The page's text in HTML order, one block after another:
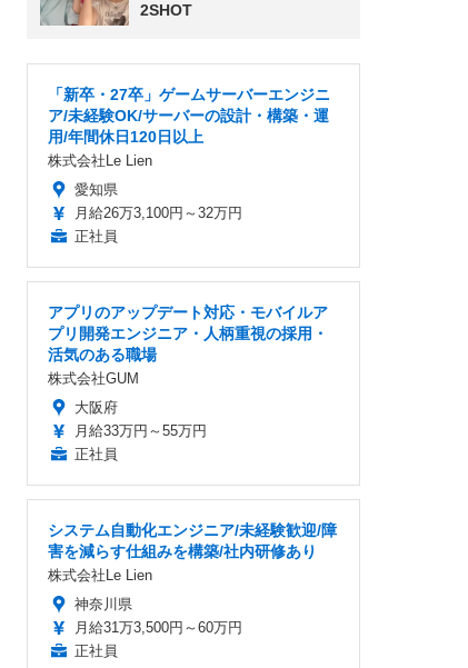
2SHOT
「新卒・27卒」ゲームサーバーエンジニ
ア/未経験OK/サーバーの設計・構築・運
用/年間休日120日以上
株式会社Le Lien
愛知県
月給26万3,100円～32万円
正社員
アプリのアップデート対応・モバイルア
プリ開発エンジニア・人柄重視の採用・
活気のある職場
株式会社GUM
大阪府
月給33万円～55万円
正社員
システム自動化エンジニア/未経験歓迎/障
害を減らす仕組みを構築/社内研修あり
株式会社Le Lien
神奈川県
月給31万3,500円～60万円
正社員